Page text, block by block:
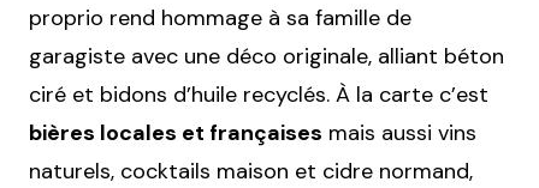
proprio rend hommage à sa famille de
garagiste avec une déco originale, alliant béton
ciré et bidons d’huile recyclés. À la carte c’est
bières locales et françaises mais aussi vins
naturels, cocktails maison et cidre normand,